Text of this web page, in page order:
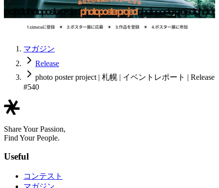
マガジン
Release
photo poster project | 札幌 | イベントレポート | Release
#540
Share Your Passion,
Find Your People.
Useful
コンテスト